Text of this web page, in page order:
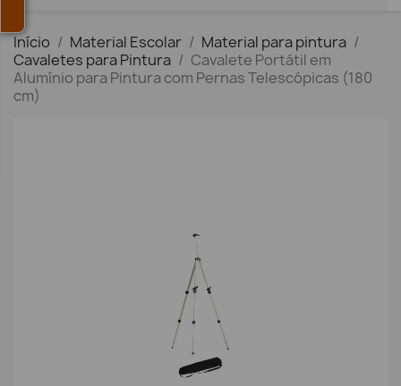
Início Material Escolar
Material para pintura
Cavaletes para Pintura
Cavalete Portátil em
Alumínio para Pintura com Pernas Telescópicas (180
cm)